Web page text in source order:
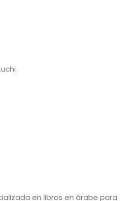
en libros en árabe para